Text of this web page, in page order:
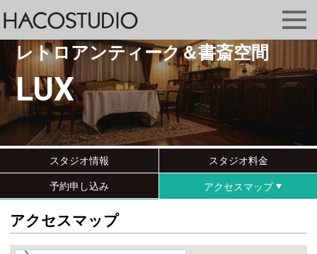
レトロアンティーク＆書斎空間
LUX
スタジオ情報 スタジオ料金
予約申し込み アクセスマップ
アクセスマップ